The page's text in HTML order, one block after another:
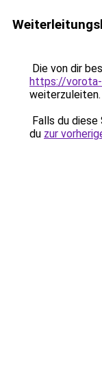
Die von dir
https://vorota-
weiterzuleiten.
Falls du
du zur